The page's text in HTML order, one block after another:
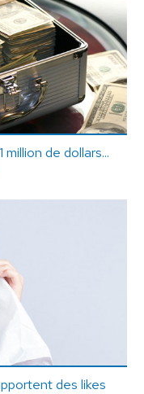
de dollars...
des likes